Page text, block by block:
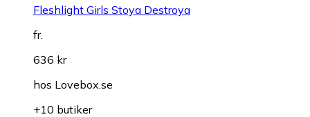
Fleshlight Girls Stoya Destroya
fr.
636 kr
hos Lovebox.se
+10 butiker